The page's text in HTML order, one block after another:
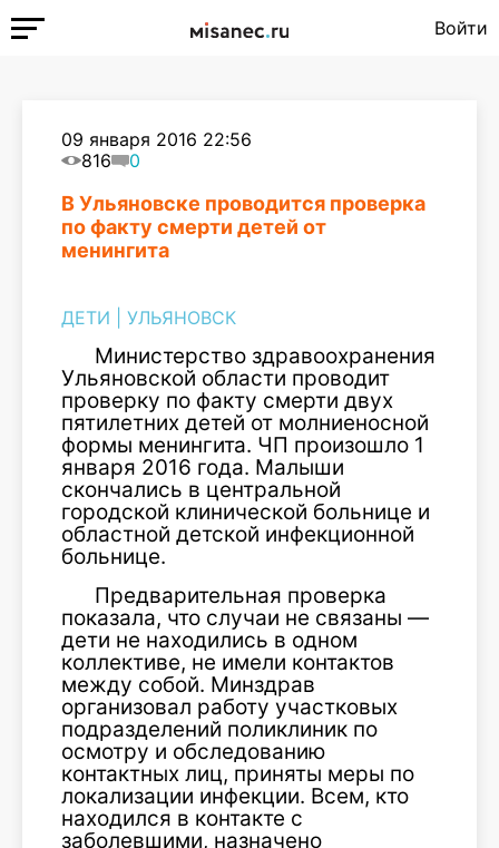
Войти
09 января 2016 22:56
816
0
В Ульяновске проводится проверка
по факту смерти детей от
менингита
ДЕТИ УЛЬЯНОВСК
Министерство здравоохранения
Ульяновской области проводит
проверку по факту смерти двух
пятилетних детей от молниеносной
формы менингита. ЧП произошло 1
января 2016 года. Малыши
скончались в центральной
городской клинической больнице и
областной детской инфекционной
больнице.
Предварительная проверка
показала, что случаи не связаны —
дети не находились в одном
коллективе, не имели контактов
между собой. Минздрав
организовал работу участковых
подразделений поликлиник по
осмотру и обследованию
контактных лиц, приняты меры по
локализации инфекции. Всем, кто
находился в контакте с
заболевшими, назначено